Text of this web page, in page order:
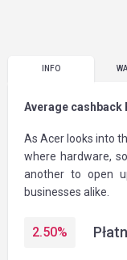
INFO
Average cashback
As Acer looks into
where hardware,
another to open
businesses alike.
2.50%